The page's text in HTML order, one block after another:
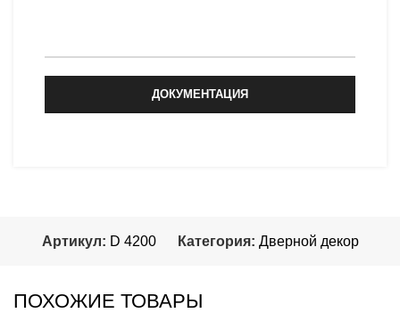
ДОКУМЕНТАЦИЯ
Артикул: D 4200 Категория: Дверной декор
ПОХОЖИЕ ТОВАРЫ